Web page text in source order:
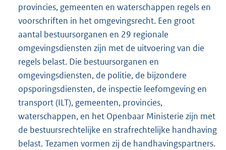
provincies, gemeenten en waterschappen regels en
voorschriften in het omgevingsrecht. Een groot
aantal bestuursorganen en 29 regionale
omgevingsdiensten zijn met de uitvoering van die
regels belast. Die bestuursorganen en
omgevingsdiensten, de politie, de bijzondere
opsporingsdiensten, de inspectie leefomgeving en
transport (ILT), gemeenten, provincies,
waterschappen, en het Openbaar Ministerie zijn met
de bestuursrechtelijke en strafrechtelijke handhaving
belast. Tezamen vormen zij de handhavingspartners.